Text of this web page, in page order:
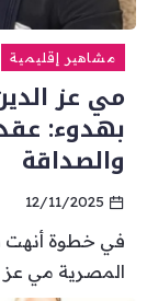
مشاهير إقليمية
مي عز
بهدوء:
والصداقة
12/11/2025
في خطوة أنهت
المصرية مي عز